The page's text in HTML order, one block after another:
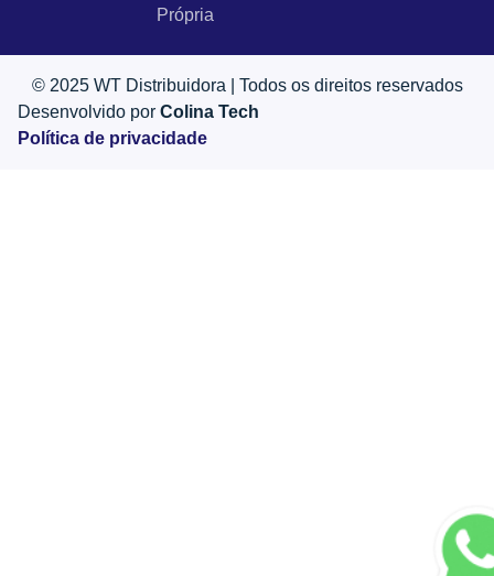
Própria
© 2025 WT Distribuidora | Todos os direitos reservados
Desenvolvido por Colina Tech
Política de privacidade